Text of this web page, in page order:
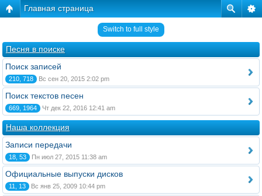
Главная страница
Switch to full style
Песня в поиске
Поиск записей
210, 718 Вс сен 20, 2015 2:02 pm
Поиск текстов песен
669, 1964 Чт дек 22, 2016 12:41 am
Наша коллекция
Записи передачи
18, 53 Пн июл 27, 2015 11:38 am
Официальные выпуски дисков
11, 13 Вс янв 25, 2009 10:44 pm